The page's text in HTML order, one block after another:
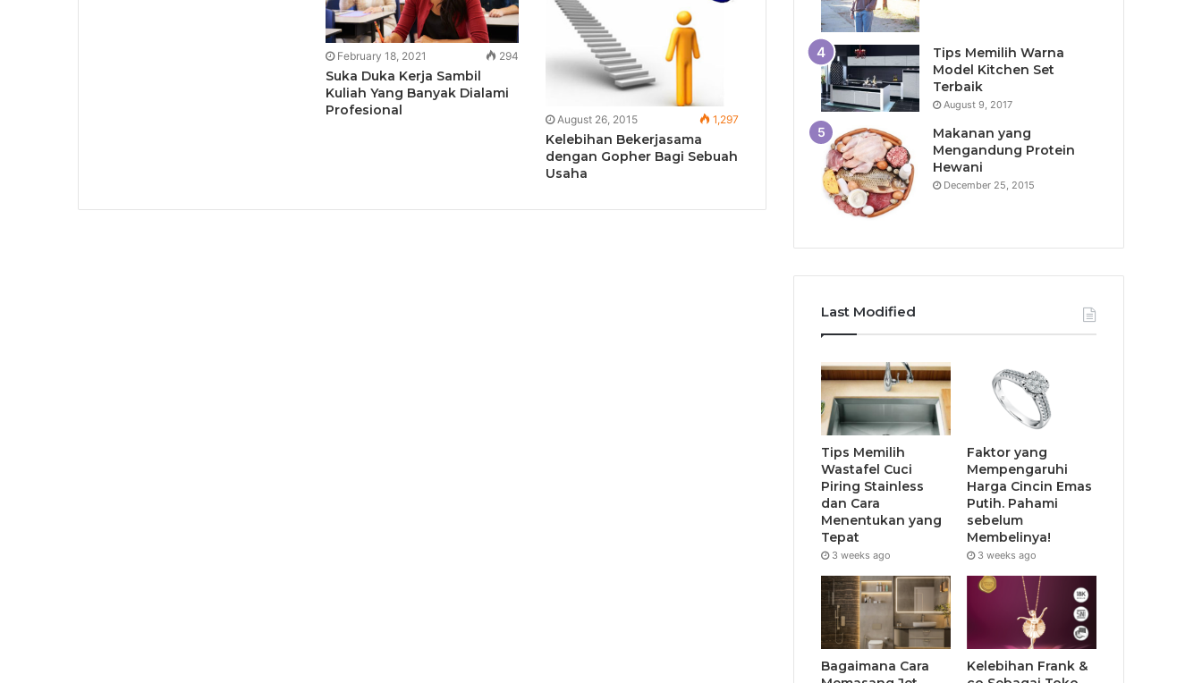
February 18, 2021 294
Suka Duka Kerja Sambil
Kuliah Yang Banyak Dialami
Profesional
August 26, 2015 1,297
Kelebihan Bekerjasama
dengan Gopher Bagi Sebuah
Usaha
Tips Memilih Warna
Model Kitchen Set
Terbaik
August 9, 2017
Makanan yang
Mengandung Protein
Hewani
December 25, 2015
Last Modified
Tips Memilih
Wastafel Cuci
Piring Stainless
dan Cara
Menentukan yang
Tepat
3 weeks ago
Faktor yang
Mempengaruhi
Harga Cincin Emas
Putih. Pahami
sebelum
Membelinya!
3 weeks ago
Bagaimana Cara
Kelebihan Frank &